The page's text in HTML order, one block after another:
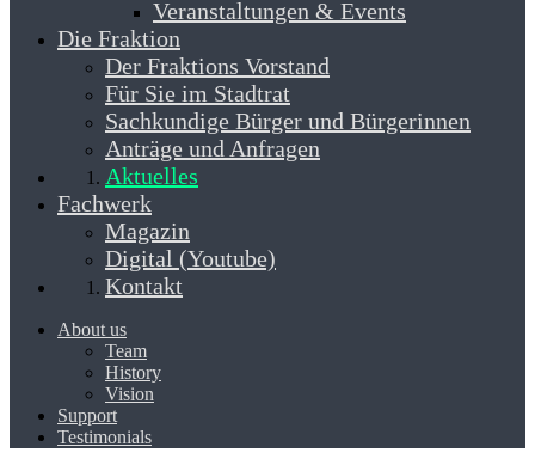
Veranstaltungen & Events
Die Fraktion
Der Fraktions Vorstand
Für Sie im Stadtrat
Sachkundige Bürger und Bürgerinnen
Anträge und Anfragen
Aktuelles
Fachwerk
Magazin
Digital (Youtube)
Kontakt
About us
Team
History
Vision
Support
Testimonials